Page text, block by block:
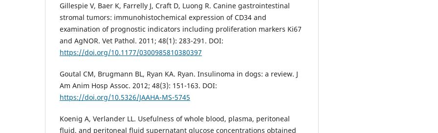
Gillespie V, Baer K, Farrelly J, Craft D, Luong R. Canine gastrointestinal
stromal tumors: immunohistochemical expression of CD34 and
examination of prognostic indicators including proliferation markers Ki67
and AgNOR. Vet Pathol. 2011; 48(1): 283-291. DOI:
https://doi.org/10.1177/0300985810380397
Goutal CM, Brugmann BL, Ryan KA. Ryan. Insulinoma in dogs: a review. J
Am Anim Hosp Assoc. 2012; 48(3): 151-163. DOI:
https://doi.org/10.5326/JAAHA-MS-5745
Koenig A, Verlander LL. Usefulness of whole blood, plasma, peritoneal
fluid, and peritoneal fluid supernatant glucose concentrations obtained